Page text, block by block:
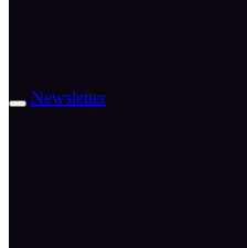
Newsletter